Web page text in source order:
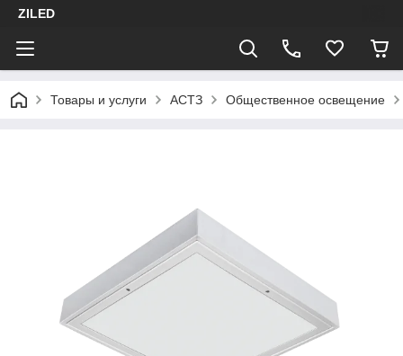
ZILED
Товары и услуги АСТЗ Общественное освещение